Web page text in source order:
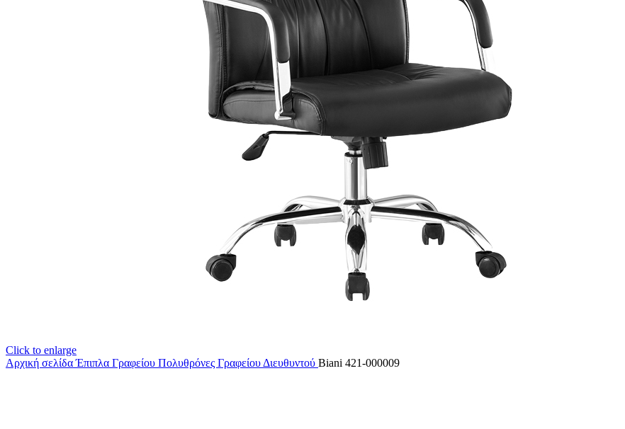
Click to enlarge
Αρχική σελίδαΈπιπλα Γραφείου Πολυθρόνες Γραφείου Διευθυντού Biani 421-000009